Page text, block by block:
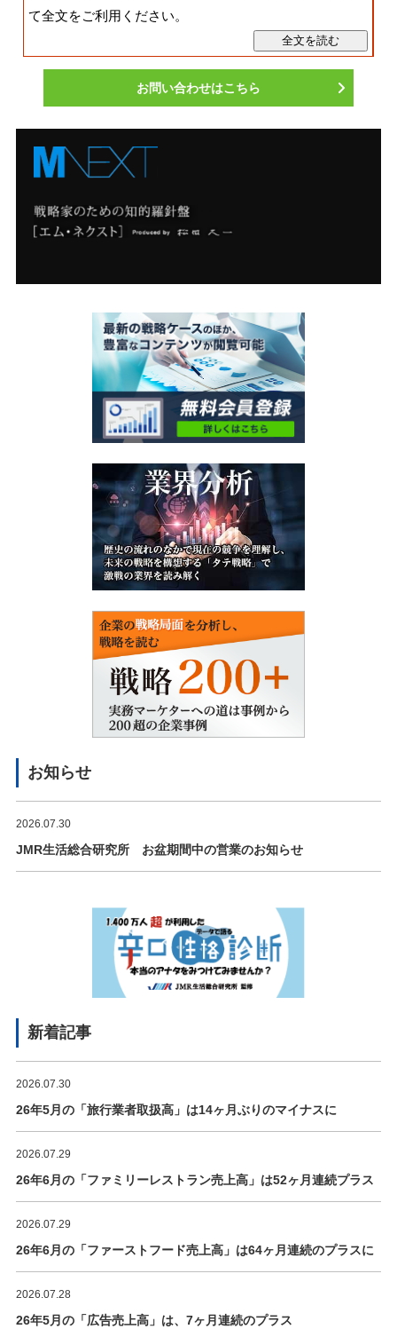
て全文をご利用ください。
お問い合わせはこちら
お知らせ
2026.07.30
JMR生活総合研究所 お盆期間中の営業のお知らせ
新着記事
2026.07.30
26年5月の「旅行業者取扱高」は14ヶ月ぶりのマイナスに
2026.07.29
26年6月の「ファミリーレストラン売上高」は52ヶ月連続プラス
2026.07.29
26年6月の「ファーストフード売上高」は64ヶ月連続のプラスに
2026.07.28
26年5月の「広告売上高」は、7ヶ月連続のプラス